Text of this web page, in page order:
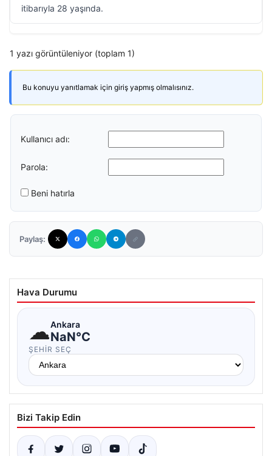
itibarıyla 28 yaşında.
1 yazı görüntüleniyor (toplam 1)
Bu konuyu yanıtlamak için giriş yapmış olmalısınız.
Kullanıcı adı:
Parola:
Beni hatırla
Paylaş:
Hava Durumu
☁Ankara
NaN°C
ŞEHIR SEÇ
Bizi Takip Edin